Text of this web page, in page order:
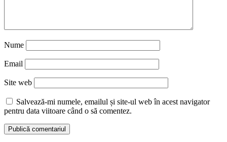
Nume
Email
Site web
Salvează-mi numele, emailul și site-ul web în acest navigator
pentru data viitoare când o să comentez.